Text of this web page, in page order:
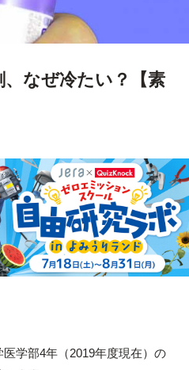
なぜ冷たい？【素
学部4年（2019年度現在）の